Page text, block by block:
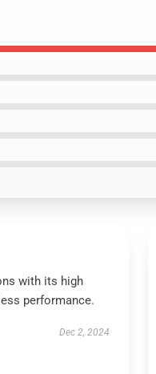
with its high
performance.
Dec 2, 2024